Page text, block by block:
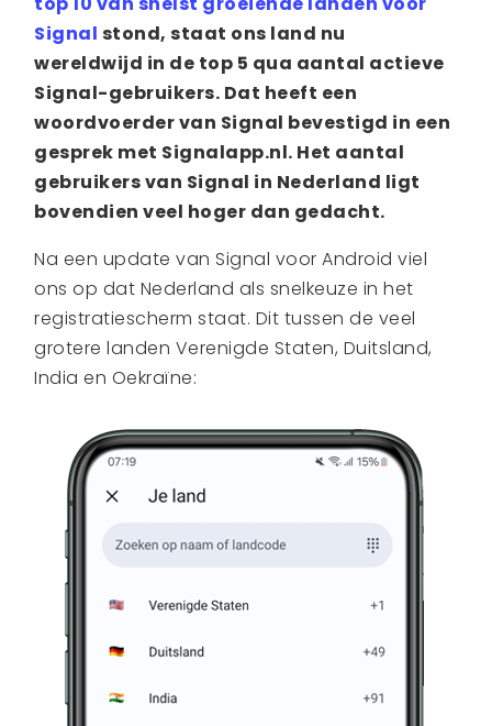
Signal stond, staat ons land nu
wereldwijd in de top 5 qua aantal actieve
Signal-gebruikers. Dat heeft een
woordvoerder van Signal bevestigd in een
gesprek met Signalapp.nl. Het aantal
gebruikers van Signal in Nederland ligt
bovendien veel hoger dan gedacht.
Na een update van Signal voor Android viel
ons op dat Nederland als snelkeuze in het
registratiescherm staat. Dit tussen de veel
grotere landen Verenigde Staten, Duitsland,
India en Oekraïne: